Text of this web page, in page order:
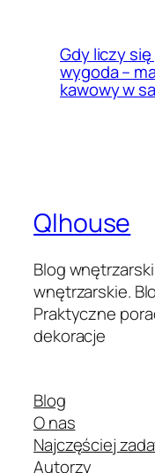
Gdy liczy
wygoda –
kawowy w
Qlhouse
Blog
wnętrzarskie.
Praktyczne
dekoracje
Blog
O nas
Najczęściej
Autorzy